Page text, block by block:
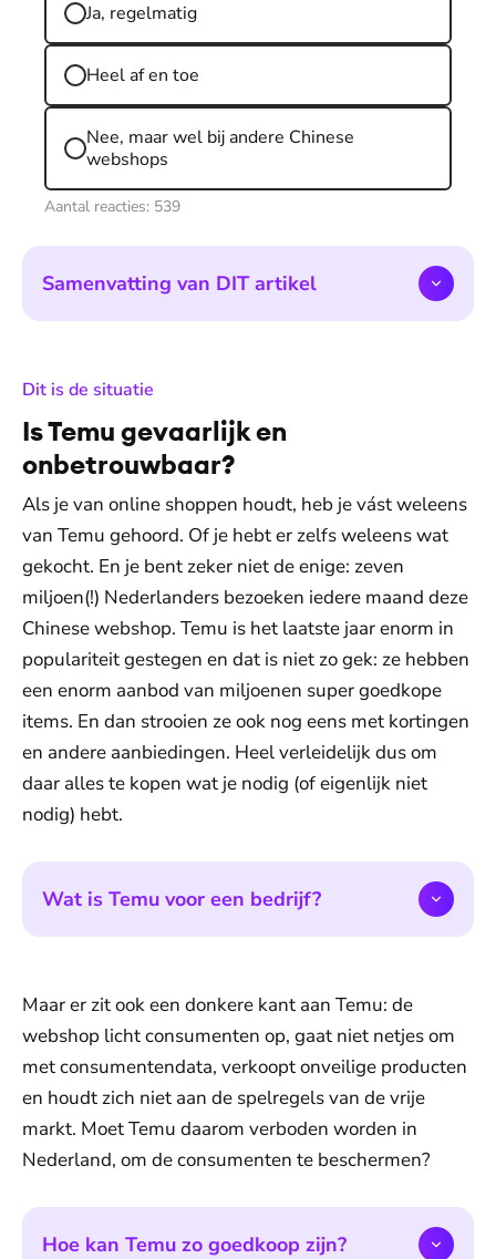
Ja, regelmatig
Heel af en toe
Nee, maar wel bij andere Chinese
webshops
Aantal reacties: 539
Samenvatting van DIT artikel
Dit is de situatie
Is Temu gevaarlijk en
onbetrouwbaar?
Als je van online shoppen houdt, heb je vást weleens
van Temu gehoord. Of je hebt er zelfs weleens wat
gekocht. En je bent zeker niet de enige: zeven
miljoen(!) Nederlanders bezoeken iedere maand deze
Chinese webshop. Temu is het laatste jaar enorm in
populariteit gestegen en dat is niet zo gek: ze hebben
een enorm aanbod van miljoenen super goedkope
items. En dan strooien ze ook nog eens met kortingen
en andere aanbiedingen. Heel verleidelijk dus om
daar alles te kopen wat je nodig (of eigenlijk niet
nodig) hebt.
Wat is Temu voor een bedrijf?
Maar er zit ook een donkere kant aan Temu: de
webshop licht consumenten op, gaat niet netjes om
met consumentendata, verkoopt onveilige producten
en houdt zich niet aan de spelregels van de vrije
markt. Moet Temu daarom verboden worden in
Nederland, om de consumenten te beschermen?
Hoe kan Temu zo goedkoop zijn?